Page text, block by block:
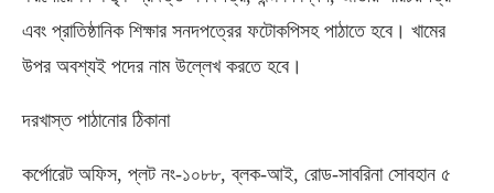
এবং প্রাতিষ্ঠানিক শিক্ষার সনদপত্রের ফটোকপিসহ পাঠাতে হবে। খামের
উপর অবশ্যই পদের নাম উল্লেখ করতে হবে।
দরখাস্ত পাঠানোর ঠিকানা
কর্পোরেট অফিস, প্লট নং-১০৮৮, ব্লক-আই, রোড-সাবরিনা সোবহান ৫